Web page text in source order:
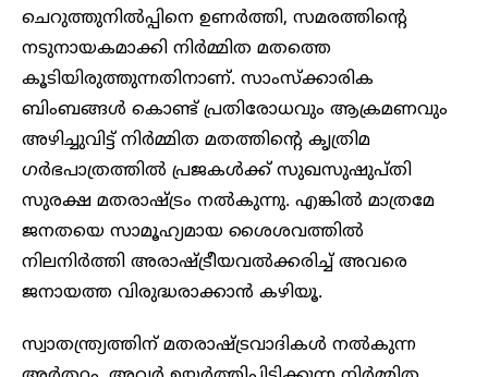
ചെറുത്തുനിൽപ്പിനെ ഉണർത്തി, സമരത്തിന്റെ
നടുനായകമാക്കി നിർമ്മിത മതത്തെ
കൂടിയിരുത്തുന്നതിനാണ്. സാംസ്ക്കാരിക
ബിംബങ്ങൾ കൊണ്ട് പ്രതിരോധവും ആക്രമണവും
അഴിച്ചുവിട്ട് നിർമ്മിത മതത്തിന്റെ കൃത്രിമ
ഗർഭപാത്രത്തിൽ പ്രജകൾക്ക് സുഖസുഷുപ്തി
സുരക്ഷ മതരാഷ്ട്രം നൽകുന്നു. എങ്കിൽ മാത്രമേ
ജനതയെ സാമൂഹ്യമായ ശൈശവത്തിൽ
നിലനിർത്തി അരാഷ്ട്രീയവൽക്കരിച്ച് അവരെ
ജനായത്ത വിരുദ്ധരാക്കാൻ കഴിയൂ.
സ്വാതന്ത്ര്യത്തിന് മതരാഷ്ട്രവാദികൾ നൽകുന്ന